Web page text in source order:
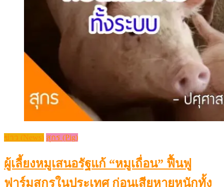
ข่าว (News) สุกร (Pig)
ผู้เลี้ยงหมูเสนอรัฐแก้ “หมูเถื่อน” ฟื้นฟู
ฟาร์มสุกรในประเทศ ก่อนเสียหายหนักทั้ง